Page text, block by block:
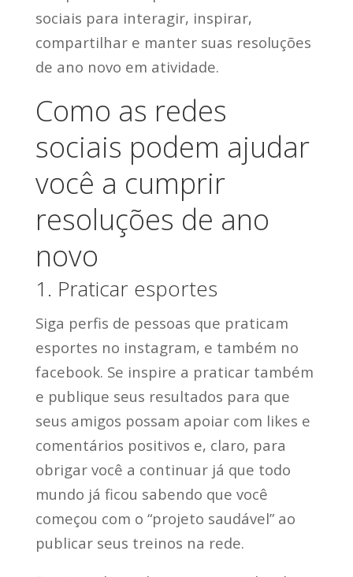
sociais para interagir, inspirar,
compartilhar e manter suas resoluções
de ano novo em atividade.
Como as redes
sociais podem ajudar
você a cumprir
resoluções de ano
novo
1. Praticar esportes
Siga perfis de pessoas que praticam
esportes no instagram, e também no
facebook. Se inspire a praticar também
e publique seus resultados para que
seus amigos possam apoiar com likes e
comentários positivos e, claro, para
obrigar você a continuar já que todo
mundo já ficou sabendo que você
começou com o “projeto saudável” ao
publicar seus treinos na rede.